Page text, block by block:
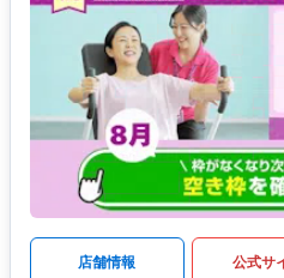
店舗情報 公式サ